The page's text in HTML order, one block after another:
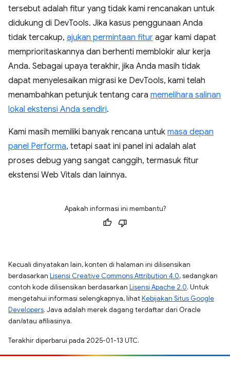
tersebut adalah fitur yang tidak kami rencanakan untuk
didukung di DevTools. Jika kasus penggunaan Anda
tidak tercakup, ajukan permintaan fitur agar kami dapat
memprioritaskannya dan berhenti memblokir alur kerja
Anda. Sebagai upaya terakhir, jika Anda masih tidak
dapat menyelesaikan migrasi ke DevTools, kami telah
menambahkan petunjuk tentang cara memelihara salinan
lokal ekstensi Anda sendiri.
Kami masih memiliki banyak rencana untuk masa depan
panel Performa, tetapi saat ini panel ini adalah alat
proses debug yang sangat canggih, termasuk fitur
ekstensi Web Vitals dan lainnya.
Apakah informasi ini membantu?
Kecuali dinyatakan lain, konten di halaman ini dilisensikan
berdasarkan Lisensi Creative Commons Attribution 4.0, sedangkan
contoh kode dilisensikan berdasarkan Lisensi Apache 2.0. Untuk
mengetahui informasi selengkapnya, lihatKebijakan Situs Google
Developers. Java adalah merek dagang terdaftar dari Oracle
dan/atau afiliasinya.
Terakhir diperbarui pada 2025-01-13 UTC.